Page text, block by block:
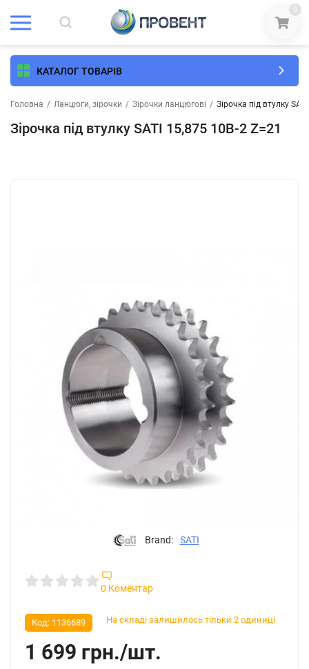
0
КАТАЛОГ ТОВАРІВ
Головна / Ланцюги, зірочки / Зірочки ланцюгові / Зірочка під втулку
Зірочка під втулку SATI 15,875 10B-2 Z=21
Brand: SATI
0 Коментар
На складі залишилось тільки 2 одиниці
Код: 1136689
1 699 грн./шт.